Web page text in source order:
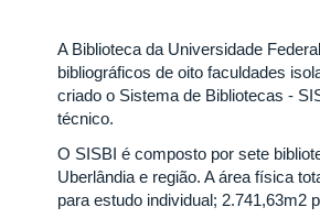
A Biblioteca da Universidade
bibliográficos de oito faculdades
criado o Sistema de Bibliotecas -
técnico.
O SISBI é composto por sete
Uberlândia e região. A área física
para estudo individual; 2.741,63m2